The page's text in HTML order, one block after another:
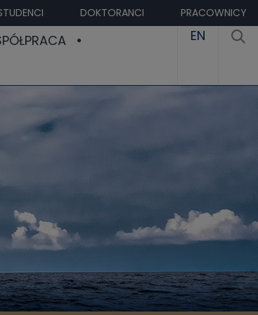
DOKTORANCI PRACOWNICY
EN